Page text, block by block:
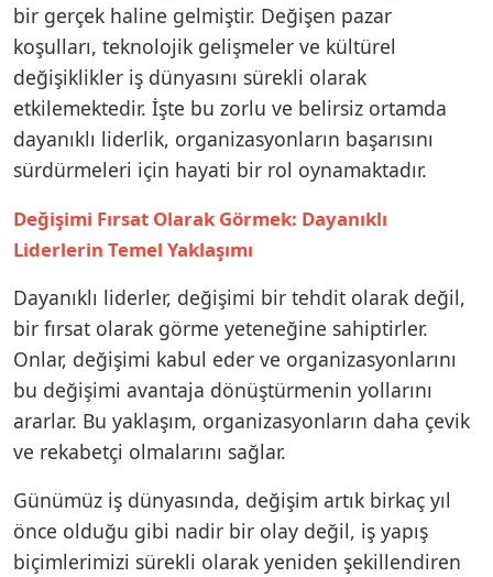
bir gerçek haline gelmiştir. Değişen pazar
koşulları, teknolojik gelişmeler ve kültürel
değişiklikler iş dünyasını sürekli olarak
etkilemektedir. İşte bu zorlu ve belirsiz ortamda
dayanıklı liderlik, organizasyonların başarısını
sürdürmeleri için hayati bir rol oynamaktadır.
Değişimi Fırsat Olarak Görmek: Dayanıklı
Liderlerin Temel Yaklaşımı
Dayanıklı liderler, değişimi bir tehdit olarak değil,
bir fırsat olarak görme yeteneğine sahiptirler.
Onlar, değişimi kabul eder ve organizasyonlarını
bu değişimi avantaja dönüştürmenin yollarını
ararlar. Bu yaklaşım, organizasyonların daha çevik
ve rekabetçi olmalarını sağlar.
Günümüz iş dünyasında, değişim artık birkaç yıl
önce olduğu gibi nadir bir olay değil, iş yapış
biçimlerimizi sürekli olarak yeniden şekillendiren